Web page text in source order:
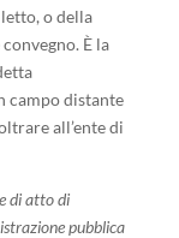
o della
È la
campo distante
all’ente di
di atto di
pubblica